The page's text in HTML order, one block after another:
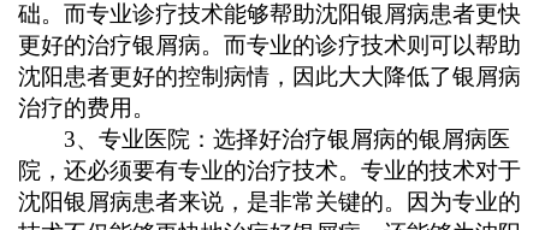
础。而专业诊疗技术能够帮助沈阳银屑病患者更快
更好的治疗银屑病。而专业的诊疗技术则可以帮助
沈阳患者更好的控制病情，因此大大降低了银屑病
治疗的费用。
3、专业医院：选择好治疗银屑病的银屑病医
院，还必须要有专业的治疗技术。专业的技术对于
沈阳银屑病患者来说，是非常关键的。因为专业的